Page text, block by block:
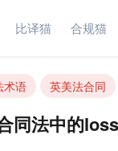
比译猫 合规猫
loss of
术语 英美法合同
同法中的